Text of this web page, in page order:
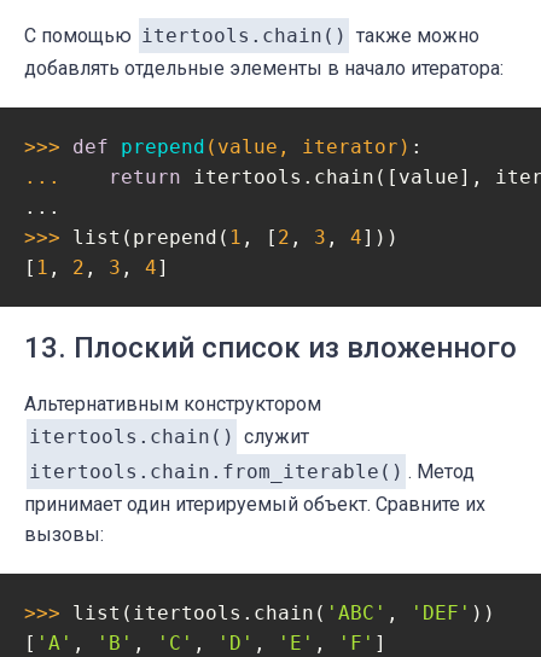
С помощью itertools.chain() также можно
добавлять отдельные элементы в начало итератора:
>>> def prepend (value, iterator) :
...
return itertools.chain([value],
>>> list(prepend( 1 , [ 2 , 3 , 4]))
[ 1 , 2 , 3 , 4]
13. Плоский список из вложенного
Альтернативным конструктором
itertools.chain() служит
itertools.chain.from_iterable() . Метод
принимает один итерируемый объект. Сравните их
вызовы:
>>> list(itertools.chain( 'ABC' , 'DEF' ))
[ 'A' , 'B' , 'C' , 'D' , 'E' , 'F'